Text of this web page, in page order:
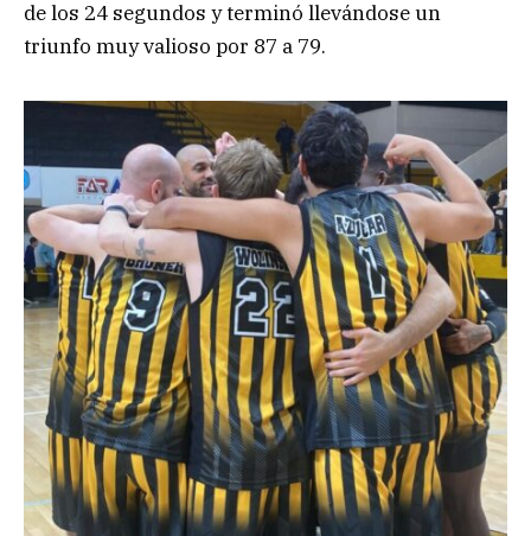
de los 24 segundos y terminó llevándose un
triunfo muy valioso por 87 a 79.